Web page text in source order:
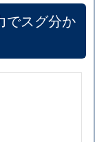
でスグ分か